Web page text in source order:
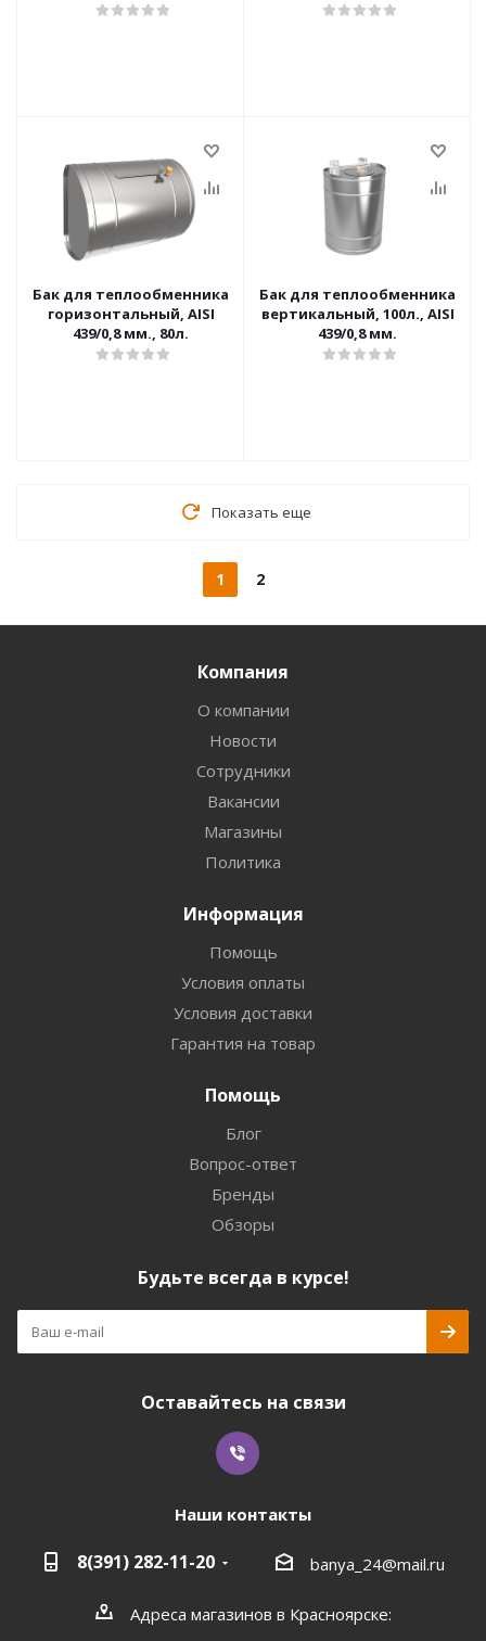
Бак для теплообменника
горизонтальный, AISI
439/0,8 мм., 80л.
Бак для теплообменника
вертикальный, 100л., AISI
439/0,8 мм.
Показать еще
1 2
Компания
О компании
Новости
Сотрудники
Вакансии
Магазины
Политика
Информация
Помощь
Условия оплаты
Условия доставки
Гарантия на товар
Помощь
Блог
Вопрос-ответ
Бренды
Обзоры
Будьте всегда в курсе!
Оставайтесь на связи
Наши контакты
8(391) 282-11-20 banya_24@mail.ru
Адреса магазинов в Красноярске: